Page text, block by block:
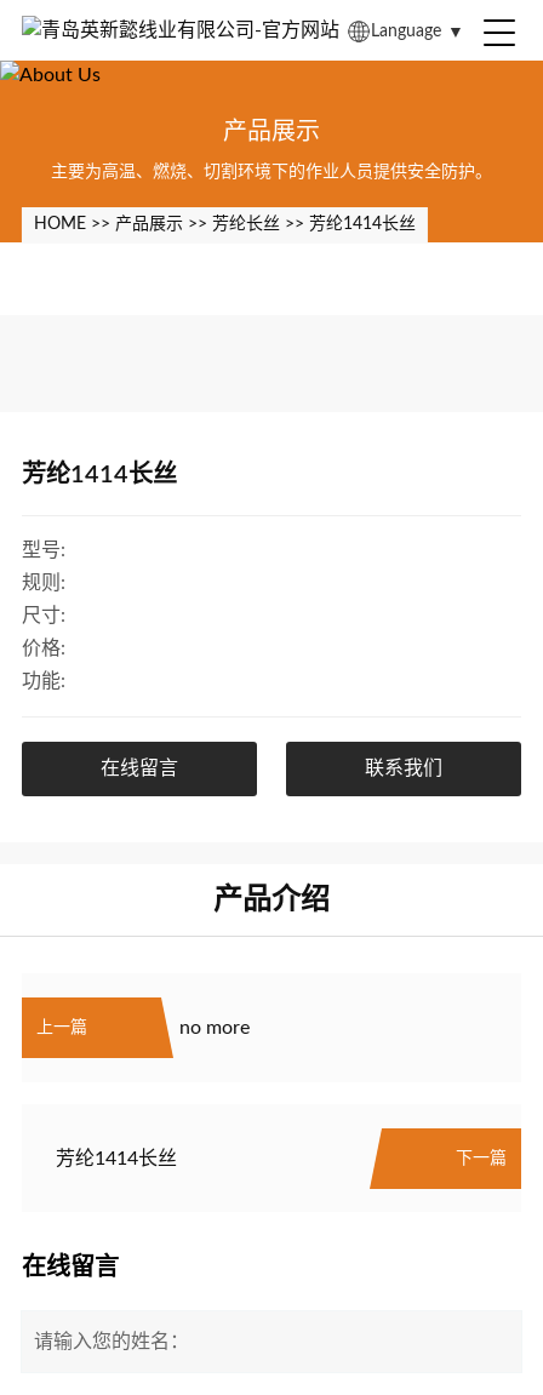
Language ▼
产品展示
主要为高温、燃烧、切割环境下的作业人员提供安全防护。
HOME>> 产品展示>> 芳纶长丝 >> 芳纶1414长丝
芳纶1414长丝
型号:
规则:
尺寸:
价格:
功能:
在线留言 联系我们
产品介绍
上一篇 no more
芳纶1414长丝 下一篇
在线留言